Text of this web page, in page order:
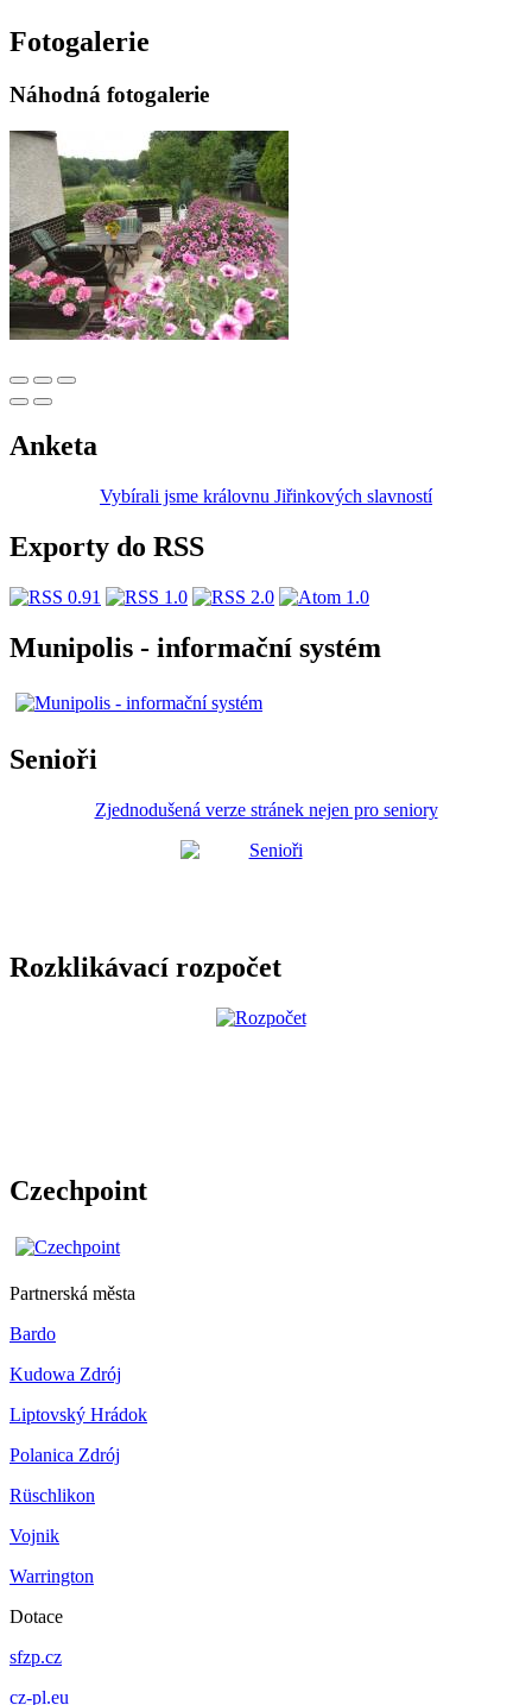
Fotogalerie
Náhodná fotogalerie
Anketa
Vybírali jsme královnu Jiřinkových slavností
Exporty do RSS
Munipolis - informační systém
Senioři
Zjednodušená verze stránek nejen pro seniory
Rozklikávací rozpočet
Czechpoint
Partnerská města
Bardo
Kudowa Zdrój
Liptovský Hrádok
Polanica Zdrój
Rüschlikon
Vojnik
Warrington
Dotace
sfzp.cz
cz-pl.eu